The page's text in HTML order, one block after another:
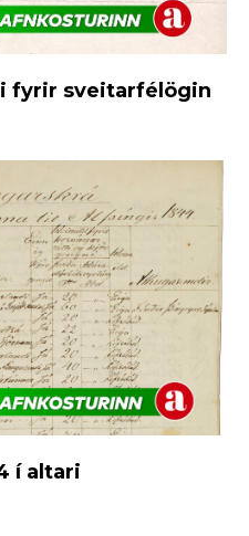
fyrir sveitarfélögin
í altari